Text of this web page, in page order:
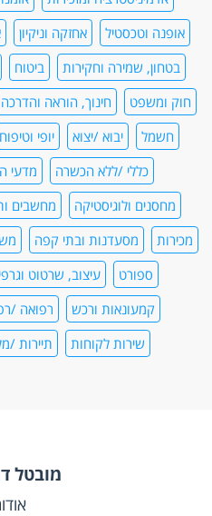
אופנה וטכסטיל
אחזקה וניקיון
בטחון, שמירה וחקירות
ביטוח
חוק ומשפט
חינוך, הוראה והדרכה
חשמל
יבוא /יצוא יופי וטיפוח
כללי /ללא הכשרה
מדעי
מחסנים ולוגיסטיקה
מחשבים
מכירות
מסעדנות ובתי קפה
ספורט
עיצוב, שרטוט
קמעונאות ורכש
רפואה /
שירות לקוחות
תיירות /
מובטל